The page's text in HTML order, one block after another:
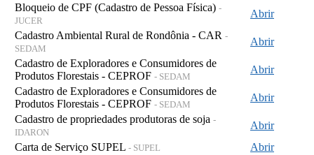
Bloqueio de CPF (Cadastro de Pessoa Física) -
JUCER
Abrir
Cadastro Ambiental Rural de Rondônia - CAR -
SEDAM
Abrir
Cadastro de Exploradores e Consumidores de
Produtos Florestais - CEPROF - SEDAM
Abrir
Cadastro de Exploradores e Consumidores de
Produtos Florestais - CEPROF - SEDAM
Abrir
Cadastro de propriedades produtoras de soja -
IDARON
Abrir
Carta de Serviço SUPEL - SUPEL
Abrir